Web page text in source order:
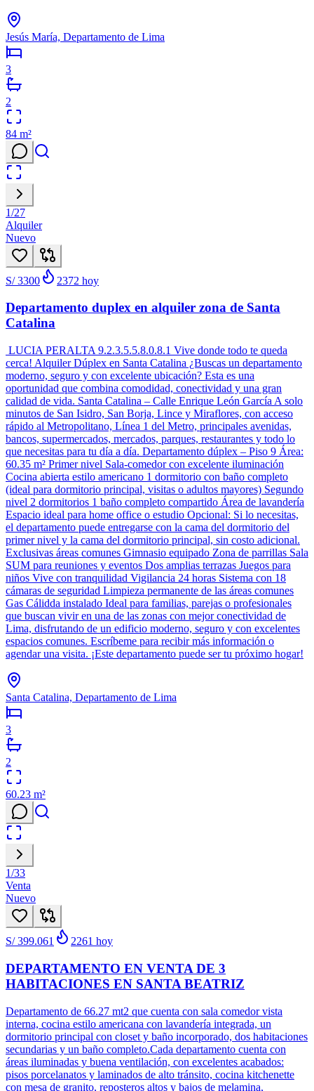
Jesús María, Departamento de Lima
3
2
84 m²
1/27
Alquiler
Nuevo
S/ 3300 2372 hoy
Departamento duplex en alquiler zona de Santa
Catalina
LUCIA PERALTA 9.2.3.5.5.8.0.8.1 Vive donde todo te queda
cerca! Alquiler Dúplex en Santa Catalina ¿Buscas un departamento
moderno, seguro y con excelente ubicación? Esta es una
oportunidad que combina comodidad, conectividad y una gran
calidad de vida. Santa Catalina – Calle Enrique León García A solo
minutos de San Isidro, San Borja, Lince y Miraflores, con acceso
rápido al Metropolitano, Línea 1 del Metro, principales avenidas,
bancos, supermercados, mercados, parques, restaurantes y todo lo
que necesitas para tu día a día. Departamento dúplex – Piso 9 Área:
60.35 m² Primer nivel Sala-comedor con excelente iluminación
Cocina abierta estilo americano 1 dormitorio con baño completo
(ideal para dormitorio principal, visitas o adultos mayores) Segundo
nivel 2 dormitorios 1 baño completo compartido Área de lavandería
Espacio ideal para home office o estudio Opcional: Si lo necesitas,
el departamento puede entregarse con la cama del dormitorio del
primer nivel y la cama del dormitorio principal, sin costo adicional.
Exclusivas áreas comunes Gimnasio equipado Zona de parrillas Sala
SUM para reuniones y eventos Dos amplias terrazas Juegos para
niños Vive con tranquilidad Vigilancia 24 horas Sistema con 18
cámaras de seguridad Limpieza permanente de las áreas comunes
Gas Cálidda instalado Ideal para familias, parejas o profesionales
que buscan vivir en una de las zonas con mejor conectividad de
Lima, disfrutando de un edificio moderno, seguro y con excelentes
espacios comunes. Escríbeme para recibir más información o
agendar una visita. ¡Este departamento puede ser tu próximo hogar!
Santa Catalina, Departamento de Lima
3
2
60.23 m²
1/33
Venta
Nuevo
S/ 399.061 2261 hoy
DEPARTAMENTO EN VENTA DE 3
HABITACIONES EN SANTA BEATRIZ
Departamento de 66.27 mt2 que cuenta con sala comedor vista
interna, cocina estilo americana con lavandería integrada, un
dormitorio principal con closet y baño incorporado, dos habitaciones
secundarias y un baño completo.Cada departamento cuenta con
áreas iluminadas y buena ventilación, con excelentes acabados:
pisos porcelanatos y laminados de alto tránsito, cocina kitchenette
con mesa de granito, reposteros altos y bajos de melamina,